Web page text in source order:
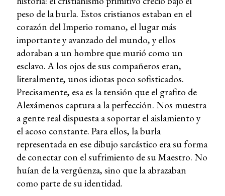
peso de la burla. Estos cristianos estaban en el
corazón del Imperio romano, el lugar más
importante y avanzado del mundo, y ellos
adoraban a un hombre que murió como un
esclavo. A los ojos de sus compañeros eran,
literalmente, unos idiotas poco sofisticados.
Precisamente, esa es la tensión que el grafito de
Alexámenos captura a la perfección. Nos muestra
a gente real dispuesta a soportar el aislamiento y
el acoso constante. Para ellos, la burla
representada en ese dibujo sarcástico era su forma
de conectar con el sufrimiento de su Maestro. No
huían de la vergüenza, sino que la abrazaban
como parte de su identidad.